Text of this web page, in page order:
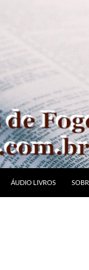
ÁUDIO LIVROS